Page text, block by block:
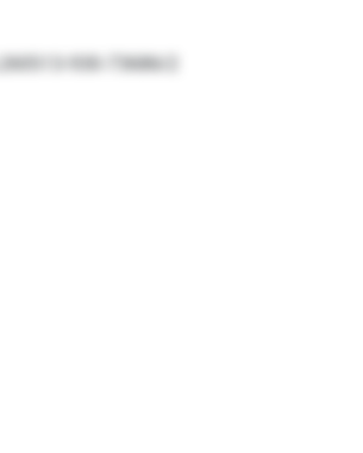
930-73686/2